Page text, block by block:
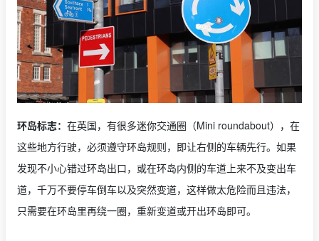
环岛标志： 在英国，有很多迷你交通圈（Mini roundabout），在
这些地方行驶，必须遵守环岛规则，即让右侧的车辆先行。如果
发现不小心错过环岛出口，或在环岛内侧的车道上来不及变出车
道，千万不要停车倒车以及突然变道，这样做太危险而且违法，
只需要在环岛里再绕一圈，重新变道或开出环岛即可。